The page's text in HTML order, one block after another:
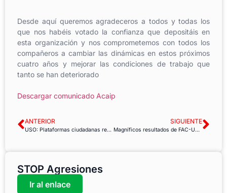
Desde aquí queremos agradeceros a todos y todas los
que nos habéis votado la confianza que depositáis en
esta organización y nos comprometemos con todos los
compañeros a cambiar las dinámicas en estos próximos
cuatro años y mejorar las condiciones de trabajo que
tanto se han deteriorado
Descargar comunicado Acaip
ANTERIOR
USO: Plataformas ciudadanas reclaman al ECOFIN diligencia en la implantación del ITF
SIGUIENTE
Magníficos resultados de FAC-USO en las elecciones de la Administración General del Estado y Justicia
STOP Agresiones
Ir al enlace